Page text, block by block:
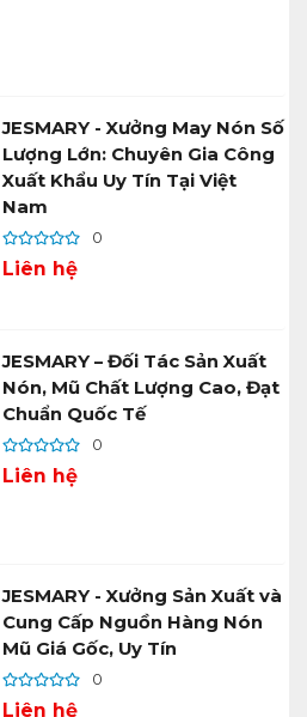
JESMARY - Xưởng May Nón Số
Lượng Lớn: Chuyên Gia Công
Xuất Khẩu Uy Tín Tại Việt
Nam
0
Liên hệ
JESMARY – Đối Tác Sản Xuất
Nón, Mũ Chất Lượng Cao, Đạt
Chuẩn Quốc Tế
0
Liên hệ
JESMARY - Xưởng Sản Xuất và
Cung Cấp Nguồn Hàng Nón
Mũ Giá Gốc, Uy Tín
0
Liên hệ